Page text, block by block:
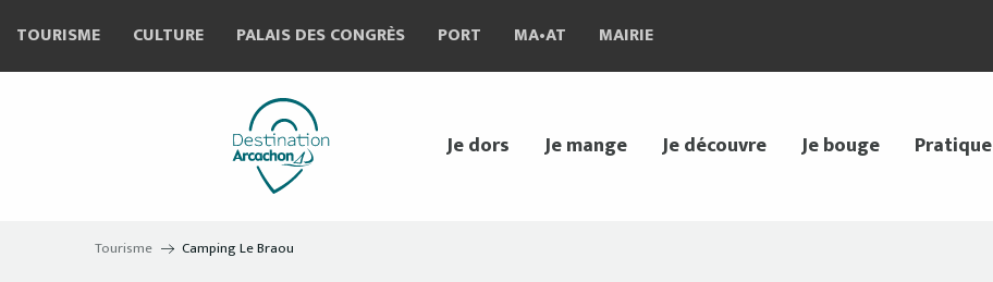
contenu
TOURISME CULTURE PALAIS DES CONGRÈS PORT MAIRIE
MA•AT
Je dors Je mange Je découvre Je bouge Pratique
Tourisme Camping Le Braou